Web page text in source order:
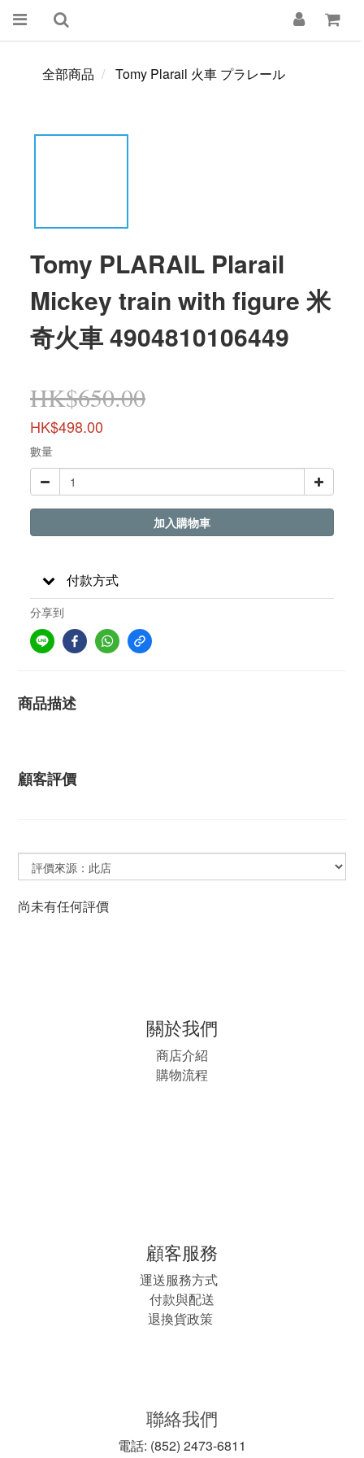
全部商品 Tomy Plarail 火車 プラレール
Tomy PLARAIL Plarail
Mickey train with figure 米
奇火車 4904810106449
HK$650.00
HK$498.00
數量
加入購物車
付款方式
分享到
商品描述
顧客評價
尚未有任何評價
關於我們
商店介紹
購物流程
顧客服務
運送服務方式
付款與配送
退換貨政策
聯絡我們
電話: (852) 2473-6811